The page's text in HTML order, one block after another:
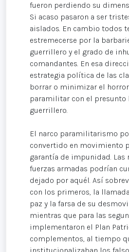
fueron perdiendo su
Si acaso pasaron a ser
aislados. En cambio todos
estremecerse por la
guerrillero y el grado de
comandantes. En esa
estrategia política de las
borrar o minimizar el
paramilitar con el presunto
guerrillero.
El narco paramilitarismo
convertido en movimiento
garantía de impunidad. Las
fuerzas armadas podrían
dejado por aquél. Así
con los primeros, la
paz y la farsa de su
mientras que para las
implementaron el Plan
complementos, al tiempo